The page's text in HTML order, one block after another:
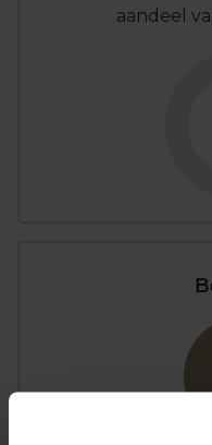
aandeel